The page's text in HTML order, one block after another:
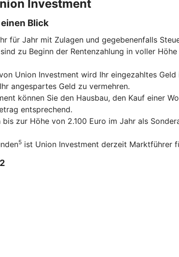
Investment
Blick
für Jahr mit Zulagen und gegebenenfalls
zu Beginn der Rentenzahlung in voller
Union Investment wird Ihr eingezahltes
angespartes Geld zu vermehren.
können Sie den Hausbau, den Kauf einer
entsprechend.
zur Höhe von 2.100 Euro im Jahr als
5 ist Union Investment derzeit Marktführer
2